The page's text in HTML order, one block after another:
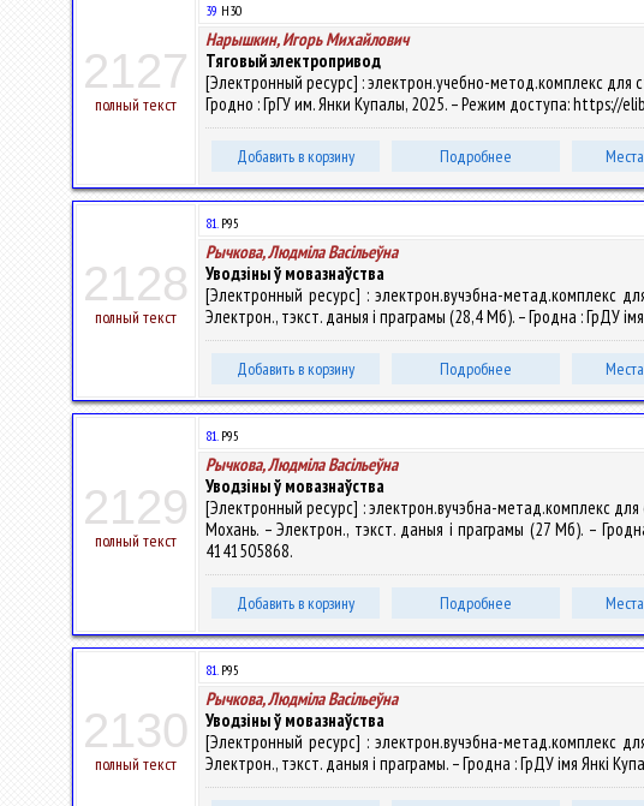
2127
полный текст
39 Н30
Нарышкин, Игорь Михайлович
Тяговый электропривод
[Электронный ресурс] : электрон.учебно-метод.комплекс для
Гродно : ГрГУ им. Янки Купалы, 2025. – Режим доступа: https://
Добавить в корзину Подробнее
2128
полный текст
81.Р95
Рычкова, Людміла Васільеўна
Уводзіны ў мовазнаўства
[Электронный ресурс] : электрон.вучэбна-метад.комплекс
Электрон., тэкст. даныя і праграмы (28,4 Мб). – Гродна : ГрДУ
Добавить в корзину Подробнее
2129
полный текст
81.Р95
Рычкова, Людміла Васільеўна
Уводзіны ў мовазнаўства
[Электронный ресурс] : электрон.вучэбна-метад.комплекс для
Мохань. – Электрон., тэкст. даныя і праграмы (27 Мб). –
4141505868.
Добавить в корзину Подробнее
2130
полный текст
81.Р95
Рычкова, Людміла Васільеўна
Уводзіны ў мовазнаўства
[Электронный ресурс] : электрон.вучэбна-метад.комплекс
Электрон., тэкст. даныя і праграмы. – Гродна : ГрДУ імя Янкі